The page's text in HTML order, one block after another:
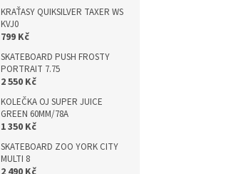
KRAŤASY QUIKSILVER TAXER WS
KVJ0
799 Kč
SKATEBOARD PUSH FROSTY
PORTRAIT 7.75
2 550 Kč
KOLEČKA OJ SUPER JUICE
GREEN 60MM/78A
1 350 Kč
SKATEBOARD ZOO YORK CITY
MULTI 8